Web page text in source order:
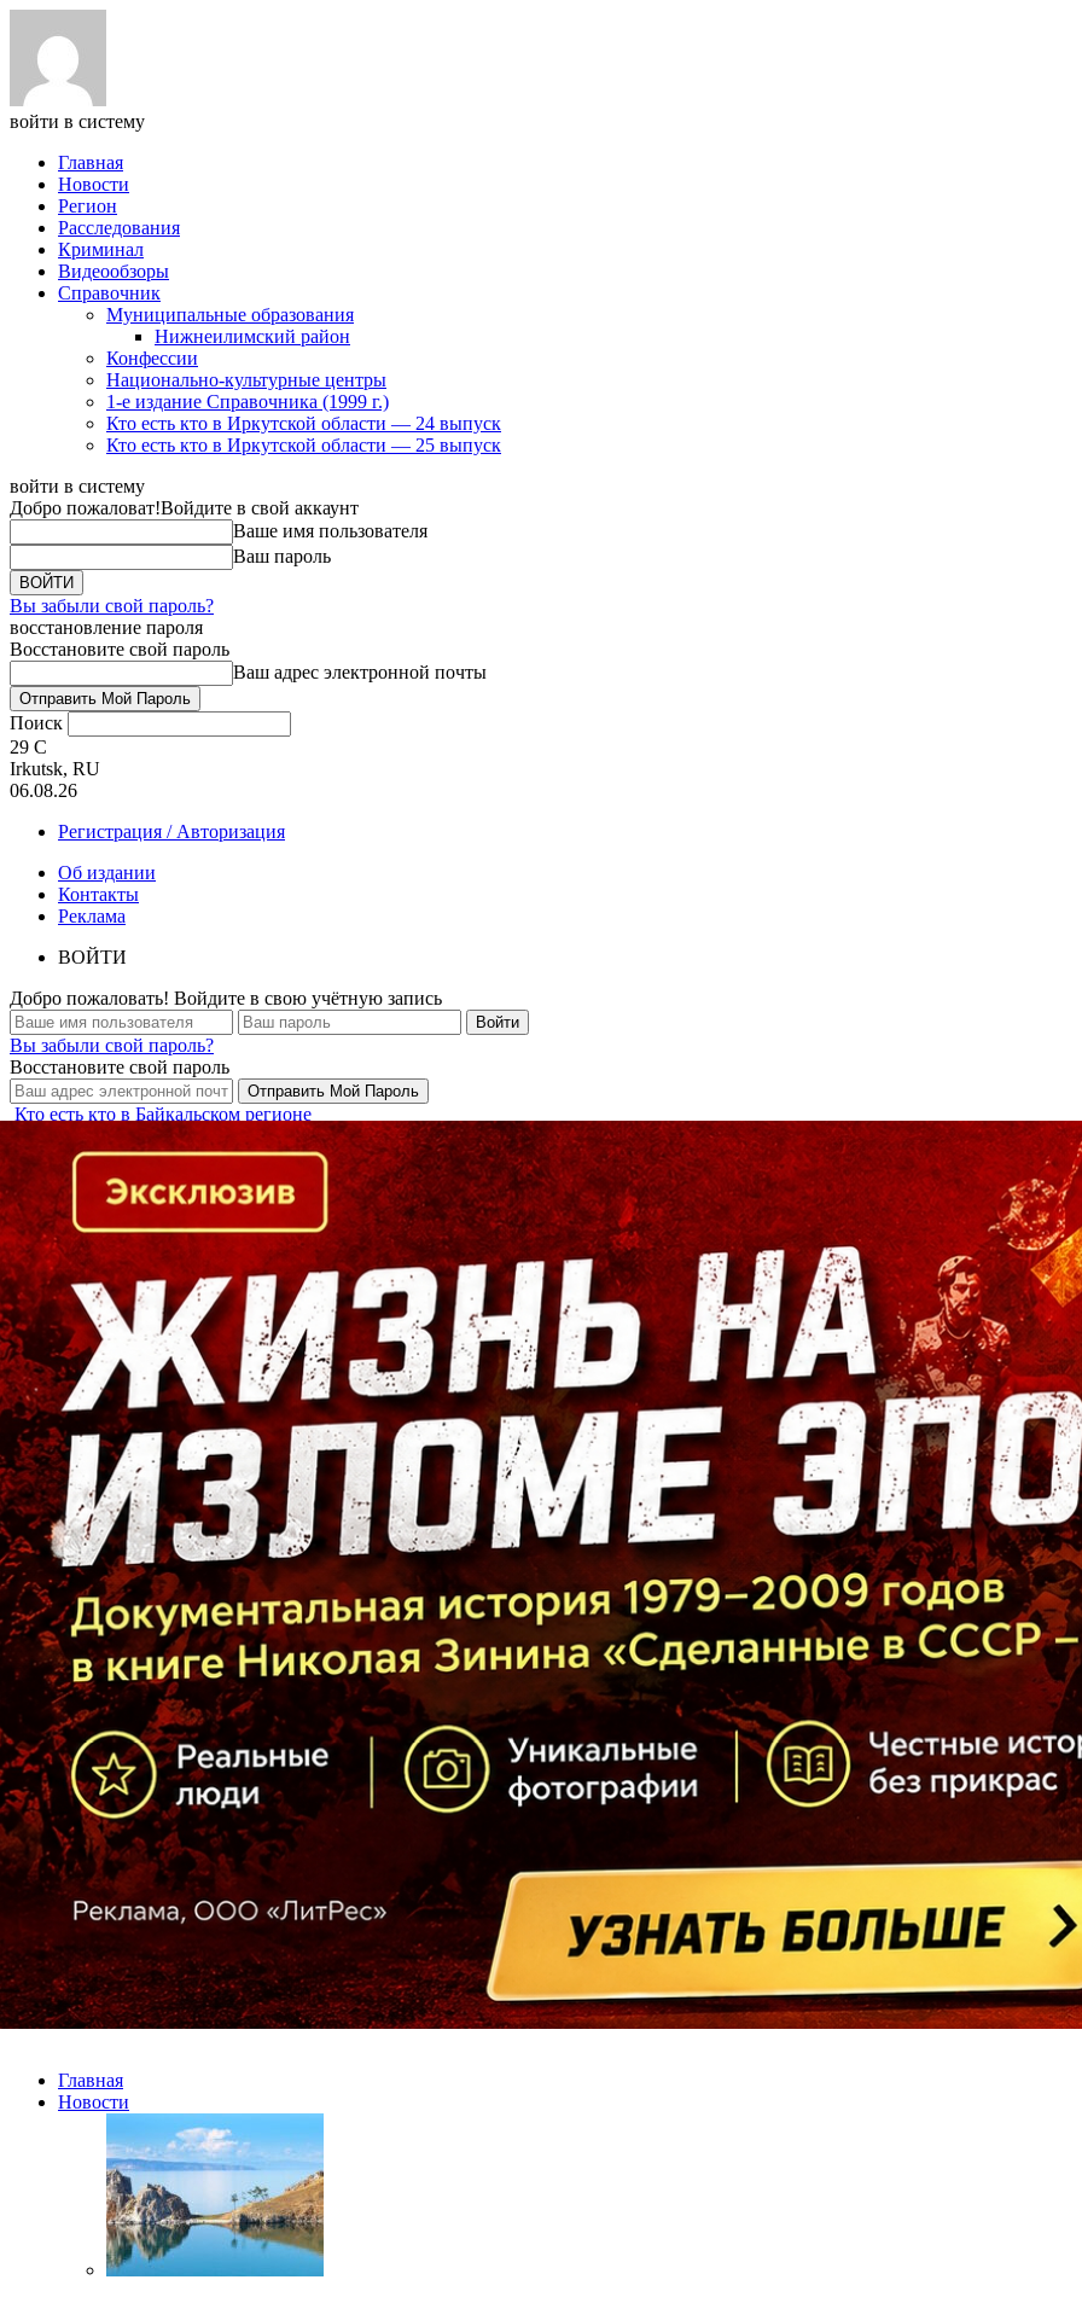
войти в систему
Главная
Новости
Регион
Расследования
Криминал
Видеообзоры
Справочник
Муниципальные образования
Нижнеилимский район
Конфессии
Национально-культурные центры
1-е издание Справочника (1999 г.)
Кто есть кто в Иркутской области — 24 выпуск
Кто есть кто в Иркутской области — 25 выпуск
войти в систему
Добро пожаловат!Войдите в свой аккаунт
Ваше имя пользователя
Ваш пароль
Вы забыли свой пароль?
восстановление пароля
Восстановите свой пароль
Ваш адрес электронной почты
Поиск
29 C
Irkutsk, RU
06.08.26
Регистрация / Авторизация
Об издании
Контакты
Реклама
ВОЙТИ
Добро пожаловать! Войдите в свою учётную запись
Вы забыли свой пароль?
Восстановите свой пароль
Кто есть кто в Байкальском регионе
Главная
Новости